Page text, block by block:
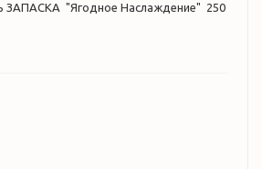
ЗАПАСКА "Ягодное Наслаждение" 250